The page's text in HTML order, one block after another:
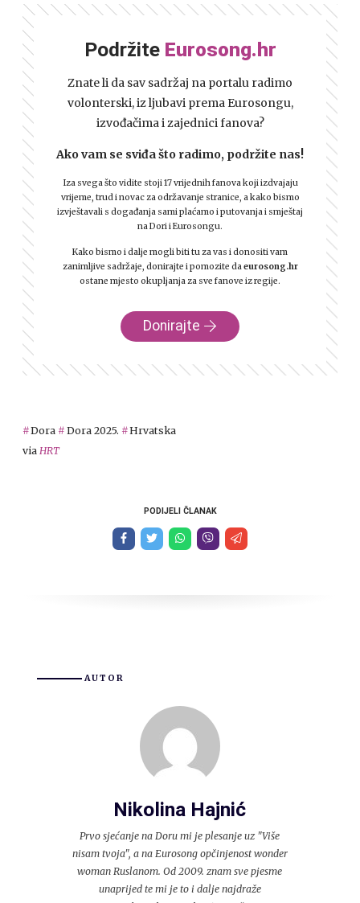
Podržite Eurosong.hr
Znate li da sav sadržaj na portalu radimo
volonterski, iz ljubavi prema Eurosongu,
izvođačima i zajednici fanova?
Ako vam se sviđa što radimo, podržite nas!
Iza svega što vidite stoji 17 vrijednih fanova koji izdvajaju
vrijeme, trud i novac za održavanje stranice, a kako bismo
izvještavali s događanja sami plaćamo i putovanja i smještaj
na Dori i Eurosongu.
Kako bismo i dalje mogli biti tu za vas i donositi vam
zanimljive sadržaje, donirajte i pomozite daeurosong.hr
ostane mjesto okupljanja za sve fanove iz regije.
Donirajte
Dora Dora 2025.
Hrvatska
via HRT
PODIJELI ČLANAK
AUTOR
Nikolina Hajnić
Prvo sjećanje na Doru mi je plesanje uz "Više
nisam tvoja", a na Eurosong opčinjenost wonder
woman Ruslanom. Od 2009. znam sve pjesme
unaprijed te mi je to i dalje najdraže